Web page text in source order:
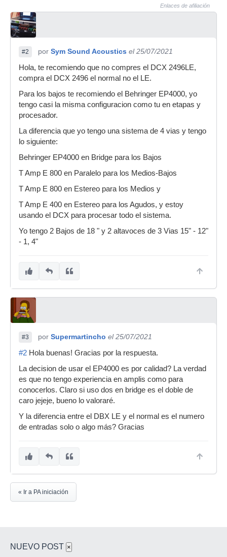
Enlaces de afiliación
#2 por Sym Sound Acoustics el 25/07/2021
Hola, te recomiendo que no compres el DCX 2496LE,
compra el DCX 2496 el normal no el LE.
Para los bajos te recomiendo el Behringer EP4000, yo
tengo casi la misma configuracion como tu en etapas y
procesador.
La diferencia que yo tengo una sistema de 4 vias y tengo
lo siguiente:
Behringer EP4000 en Bridge para los Bajos
T Amp E 800 en Paralelo para los Medios-Bajos
T Amp E 800 en Estereo para los Medios y
T Amp E 400 en Estereo para los Agudos, y estoy
usando el DCX para procesar todo el sistema.
Yo tengo 2 Bajos de 18 " y 2 altavoces de 3 Vias 15" - 12"
- 1, 4"
#3 por Supermartincho el 25/07/2021
#2 Hola buenas! Gracias por la respuesta.
La decision de usar el EP4000 es por calidad? La verdad
es que no tengo experiencia en amplis como para
conocerlos. Claro si uso dos en bridge es el doble de
caro jejeje, bueno lo valoraré.
Y la diferencia entre el DBX LE y el normal es el numero
de entradas solo o algo más? Gracias
« Ir a PA iniciación
NUEVO POST ×